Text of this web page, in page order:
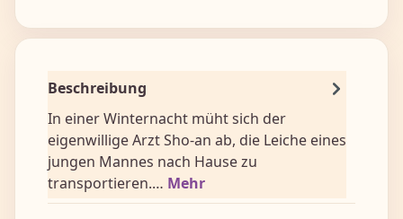
Beschreibung
In einer Winternacht müht sich der
eigenwillige Arzt Sho-an ab, die Leiche eines
jungen Mannes nach Hause zu
transportieren.… Mehr